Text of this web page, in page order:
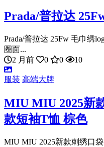
Prada/普拉达
Prada/普拉达 25Fw 毛巾绣
圈面...
2 月前
0 0 10
服装 高端大牌
MIU MIU 2025新
款短袖T恤 棕色
MIU MIU 2025新款刺绣口